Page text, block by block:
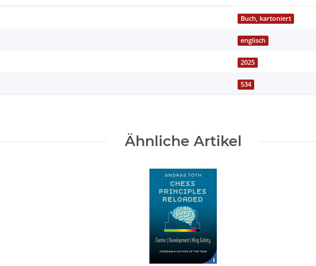
Buch, kartoniert
englisch
2025
534
Ähnliche Artikel